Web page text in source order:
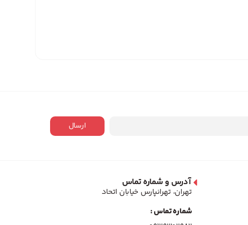
ارسال
آدرس و شماره تماس
تهران، تهرانپارس خیابان اتحاد
شماره تماس :